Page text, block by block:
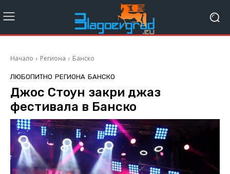
Начало Региона Банско
ЛЮБОПИТНО РЕГИОНА БАНСКО
Джос Стоун закри джаз
фестивала в Банско